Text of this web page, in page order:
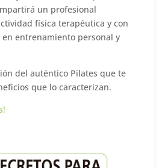
un profesional
física terapéutica y con
entrenamiento personal y
del auténtico Pilates que te
que lo caracterizan.